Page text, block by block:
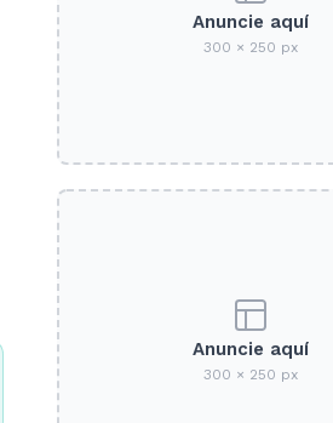
Anuncie aquí
300 × 250 px
Anuncie aquí
300 × 250 px